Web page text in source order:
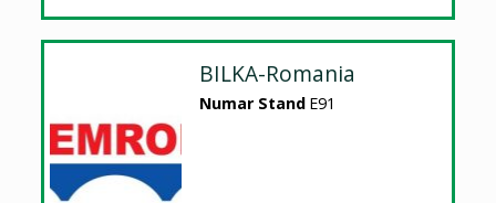
BILKA-Romania
Numar Stand E91